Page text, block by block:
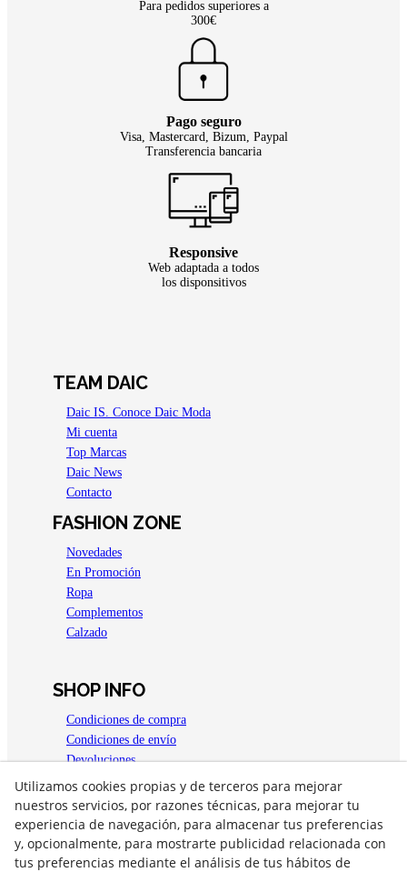
Para pedidos superiores a
300€
Pago seguro
Visa, Mastercard, Bizum, Paypal
Transferencia bancaria
Responsive
Web adaptada a todos
los disponsitivos
TEAM DAIC
Daic IS. Conoce Daic Moda
Mi cuenta
Top Marcas
Daic News
Contacto
FASHION ZONE
Novedades
En Promoción
Ropa
Complementos
Calzado
SHOP INFO
Condiciones de compra
Condiciones de envío
Devoluciones
Aviso legal
Política de privacidad
Política de Cookies
OPEN 4 YOU
Utilizamos cookies propias y de terceros para mejorar
nuestros servicios, por razones técnicas, para mejorar tu
experiencia de navegación, para almacenar tus preferencias
y, opcionalmente, para mostrarte publicidad relacionada con
tus preferencias mediante el análisis de tus hábitos de